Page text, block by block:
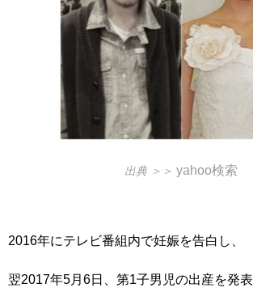
出典 ＞＞ yahoo検索
2016年にテレビ番組内で妊娠を告白し、
翌2017年5月6日、第1子男児の出産を発表